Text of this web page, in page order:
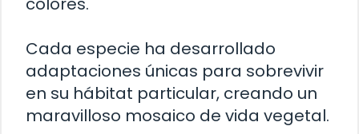
Cada especie ha desarrollado
adaptaciones únicas para sobrevivir
en su hábitat particular, creando un
maravilloso mosaico de vida vegetal.